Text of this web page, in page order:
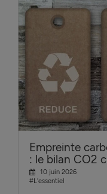
Empreinte
: le bilan CO2
10 juin 2026
#L'essentiel